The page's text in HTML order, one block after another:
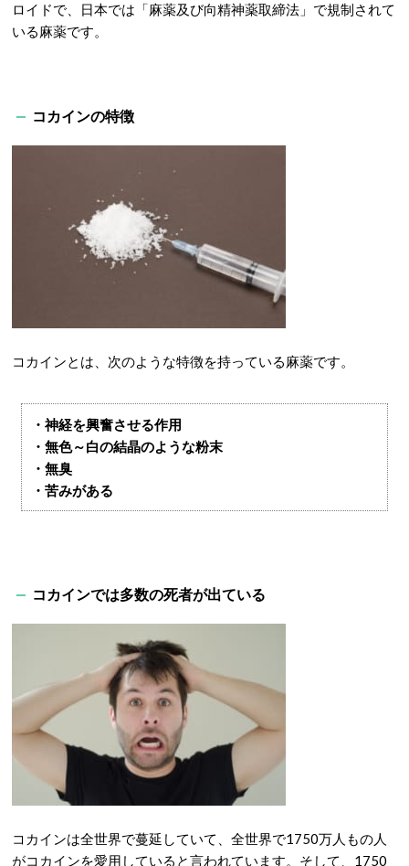
ロイドで、日本では「麻薬及び向精神薬取締法」で規制されて
いる麻薬です。
コカインの特徴
コカインとは、次のような特徴を持っている麻薬です。
・神経を興奮させる作用
・無色～白の結晶のような粉末
・無臭
・苦みがある
コカインでは多数の死者が出ている
コカインは全世界で蔓延していて、全世界で1750万人もの人
がコカインを愛用していると言われています。そして、1750